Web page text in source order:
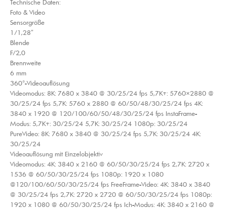
Technische Daten:
Foto & Video
Sensorgröße
1/1,28″
Blende
F/2,0
Brennweite
6 mm
360°-Videoauflösung
Videomodus: 8K: 7680 x 3840 @ 30/25/24 fps 5,7K+: 5760×2880 @
30/25/24 fps 5,7K: 5760 x 2880 @ 60/50/48/30/25/24 fps 4K:
3840 x 1920 @ 120/100/60/50/48/30/25/24 fps InstaFrame-
Modus: 5,7K+: 30/25/24 5,7K: 30/25/24 1080p: 30/25/24
PureVideo: 8K: 7680 x 3840 @ 30/25/24 fps 5,7K: 30/25/24 4K:
30/25/24
Videoauflösung mit Einzelobjektiv
Videomodus: 4K: 3840 x 2160 @ 60/50/30/25/24 fps 2,7K: 2720 x
1536 @ 60/50/30/25/24 fps 1080p: 1920 x 1080
@120/100/60/50/30/25/24 fps FreeFrame-Video: 4K: 3840 x 3840
@ 30/25/24 fps 2,7K: 2720 x 2720 @ 60/50/30/25/24 fps 1080p:
1920 x 1080 @ 60/50/30/25/24 fps Ich-Modus: 4K: 3840 x 2160 @